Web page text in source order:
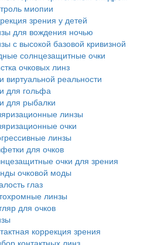
миопии
зрения у детей
для вождения ночью
с высокой базовой кривизной
солнцезащитные очки
очковых линз
виртуальной реальности
для гольфа
для рыбалки
линзы
очки
линзы
для очков
очки для зрения
очковой моды
глаз
линзы
для очков
коррекция зрения